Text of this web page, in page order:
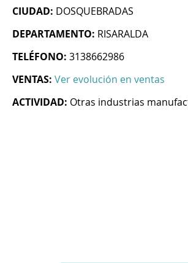
CIUDAD: DOSQUEBRADAS
DEPARTAMENTO: RISARALDA
TELÉFONO: 3138662986
VENTAS: Ver evolución en ventas
ACTIVIDAD: Otras industrias